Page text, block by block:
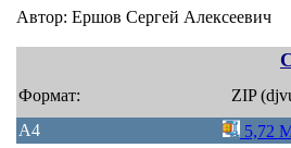
Автор: Ершов Сергей Алексеевич
Формат: ZIP
A4
5,72